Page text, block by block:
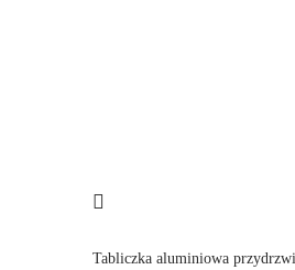
Tabliczka aluminiowa